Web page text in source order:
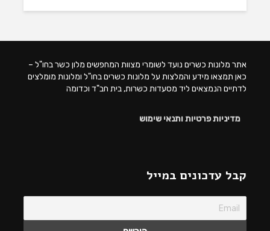
אתר מלונות כשרים נועד לשומרי מצוות המחפשים מלון כשר בחו"ל –
כאן תמצאו מידע והמלצות על מלונות כשרים בחו"ל ומלונות מומלצים
לדתיים הנמצאים ליד מסעדות כשרות, בית חב"ד וכדומה
מדיניות פרטיות ותנאי שימוש
קבל עדכונים במייל